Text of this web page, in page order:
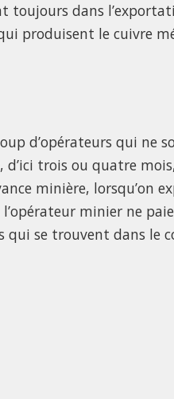
toujours dans
qui produisent le cuivre
d’opérateurs qui
d’ici trois ou quatre
minière, lorsqu’on
minier ne
qui se trouvent dans le